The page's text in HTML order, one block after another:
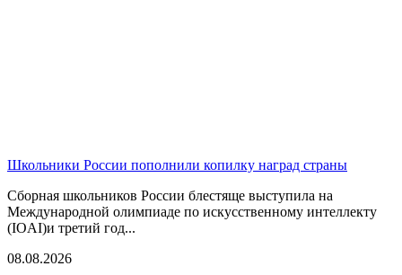
Школьники России пополнили копилку наград страны
Сборная школьников России блестяще выступила на
Международной олимпиаде по искусственному интеллекту
(IOAI)и третий год...
08.08.2026